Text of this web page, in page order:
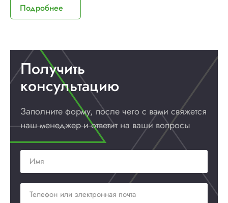
Подробнее
Получить
консультацию
Заполните форму, после чего с вами свяжется
наш менеджер и ответит на ваши вопросы